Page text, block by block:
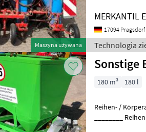
Maszyna używana
MERKANTIL
17094 Pragsdorf
Technologia
Sonstige
180 m³ 180 l
Reihen- / Körperabstand: 62, 5
________ Reihenabstand